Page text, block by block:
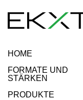
HOME
FORMATE UND
STÄRKEN
PRODUKTE